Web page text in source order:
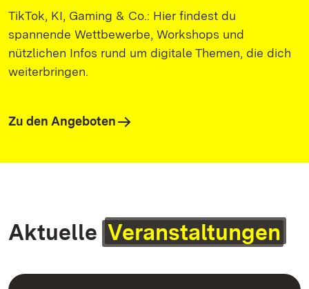
TikTok, KI, Gaming & Co.: Hier findest du
spannende Wettbewerbe, Workshops und
nützlichen Infos rund um digitale Themen, die dich
weiterbringen.
Zu den Angeboten
Aktuelle Veranstaltungen